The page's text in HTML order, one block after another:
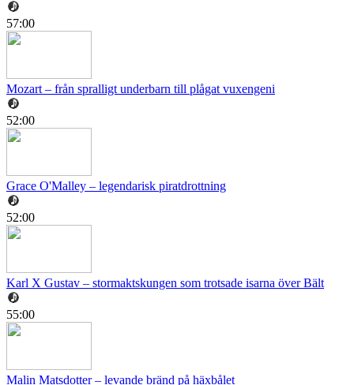
57:00
Mozart – från spralligt underbarn till plågat vuxengeni
52:00
Grace O'Malley – legendarisk piratdrottning
52:00
Karl X Gustav – stormaktskungen som trotsade isarna över Bält
55:00
Malin Matsdotter – levande bränd på häxbålet